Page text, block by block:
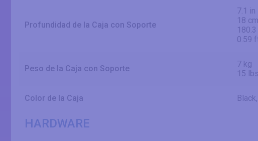
Profundidad de la Caja con Soporte
7.1 in
18 cm
0.59
Peso de la Caja con Soporte
7 kg
15 lbs
Color de la Caja
HARDWARE